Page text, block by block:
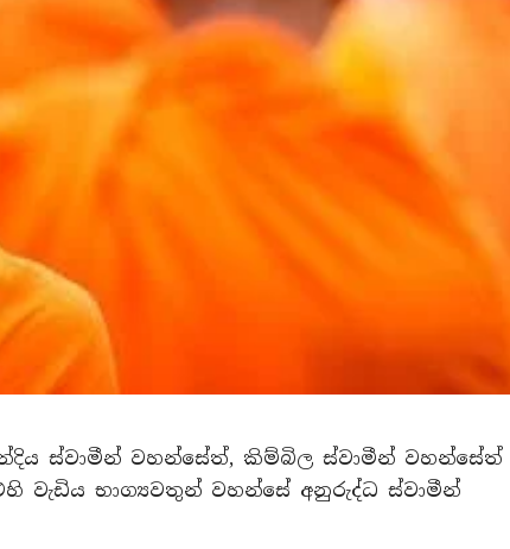
ස්වාමීන් වහන්සේත්, කිම්බිල ස්වාමීන් වහන්සේත්
වැඩිය භාග්‍යවතුන් වහන්සේ අනුරුද්ධ ස්වාමීන්